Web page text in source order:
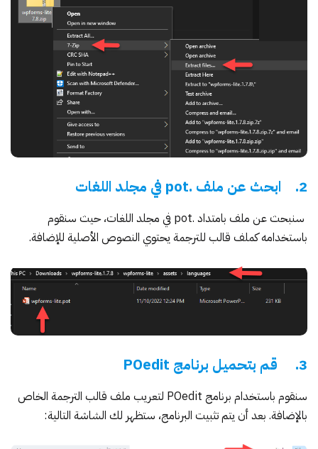
2. ابحث عن ملف .pot في مجلد اللغات
سنبحث عن ملف بامتداد .pot في مجلد اللغات، حيث سنقوم
باستخدامه كملف قالب للترجمة يحتوي النصوص الأصلية للإضافة.
3. قم بتحميل برنامج POedit
سنقوم باستخدام برنامج POedit لتعريب ملف قالب الترجمة الخاص
بالإضافة. بعد أن يتم تثبيت البرنامج، ستظهر لك الشاشة التالية: